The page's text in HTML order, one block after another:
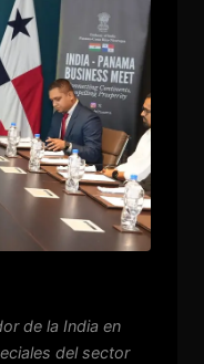
de la India en
del sector